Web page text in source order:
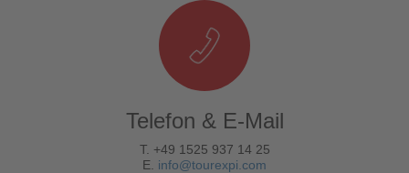
Telefon & E-Mail
T. +49 1525 937 14 25
E. info@tourexpi.com